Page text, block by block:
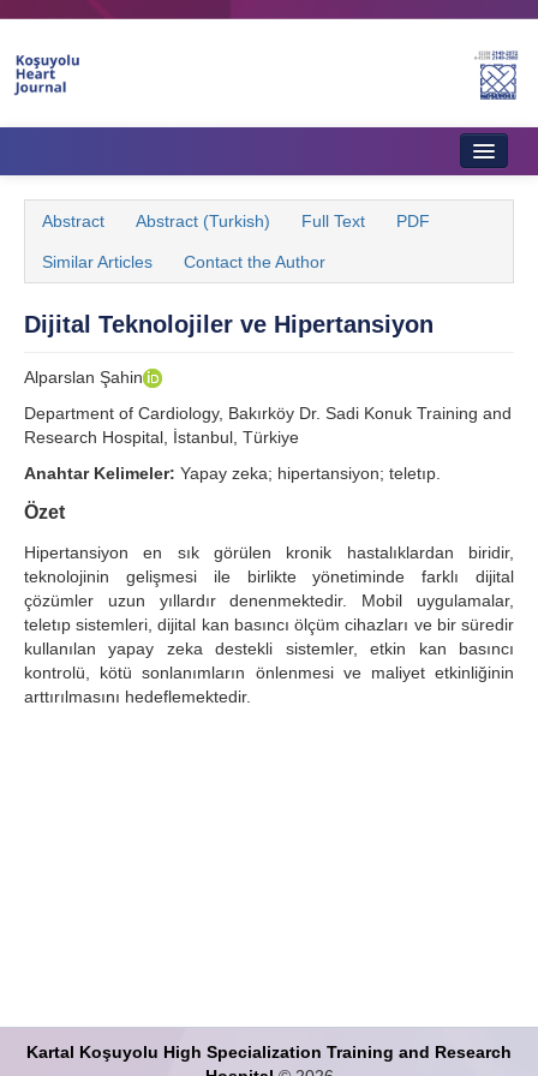
Aims & Scope
Editorial Board
Instructions to Authors
Instructions to Reviewers
Ethics & Policies
Search Articles
Abstract Abstract (Turkish) Full Text PDF
Similar Articles Contact the Author
Dijital Teknolojiler ve Hipertansiyon
Alparslan Şahin
Department of Cardiology, Bakırköy Dr. Sadi Konuk Training and
Research Hospital, İstanbul, Türkiye
Anahtar Kelimeler: Yapay zeka; hipertansiyon; teletıp.
Özet
Hipertansiyon en sık görülen kronik hastalıklardan biridir,
teknolojinin gelişmesi ile birlikte yönetiminde farklı dijital
çözümler uzun yıllardır denenmektedir. Mobil uygulamalar,
teletıp sistemleri, dijital kan basıncı ölçüm cihazları ve bir süredir
kullanılan yapay zeka destekli sistemler, etkin kan basıncı
kontrolü, kötü sonlanımların önlenmesi ve maliyet etkinliğinin
arttırılmasını hedeflemektedir.
Kartal Koşuyolu High Specialization Training and Research